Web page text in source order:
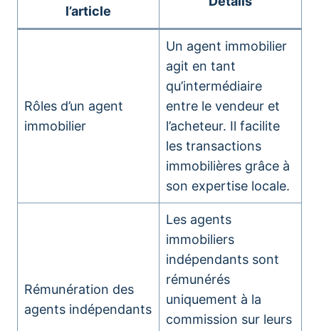
l’article
Rôles d’un agent
immobilier
Un agent immobilier
agit en tant
qu’intermédiaire
entre le vendeur et
l’acheteur. Il facilite
les transactions
immobilières grâce à
son expertise locale.
Rémunération des
agents indépendants
Les agents
immobiliers
indépendants sont
rémunérés
uniquement à la
commission sur leurs